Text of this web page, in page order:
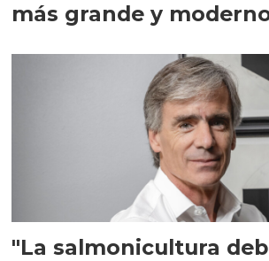
más grande y
"La salmonicultura